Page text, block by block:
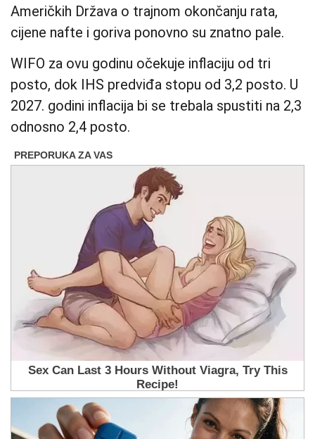
Američkih Država o trajnom okončanju rata,
cijene nafte i goriva ponovno su znatno pale.
WIFO za ovu godinu očekuje inflaciju od tri
posto, dok IHS predviđa stopu od 3,2 posto. U
2027. godini inflacija bi se trebala spustiti na 2,3
odnosno 2,4 posto.